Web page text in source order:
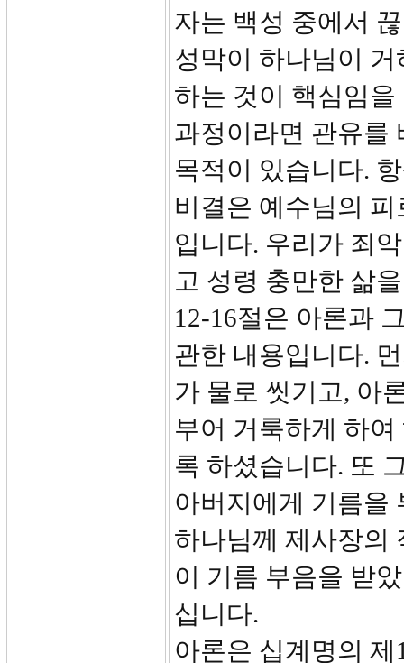
자는 백성 중에서
성막이 하나님이
하는 것이 핵심임
과정이라면 관유를
목적이 있습니다.
비결은 예수님의
입니다. 우리가 죄
고 성령 충만한 삶
12-16절은 아론과
관한 내용입니다.
가 물로 씻기고, 아
부어 거룩하게 하
록 하셨습니다. 또
아버지에게 기름을
하나님께 제사장의
이 기름 부음을 받
십니다.
아론은 십계명의